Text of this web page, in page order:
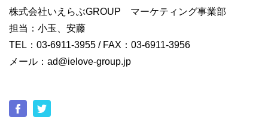
株式会社いえらぶGROUP マーケティング事業部
担当：小玉、安藤
TEL：03-6911-3955 / FAX：03-6911-3956
メール：ad@ielove-group.jp